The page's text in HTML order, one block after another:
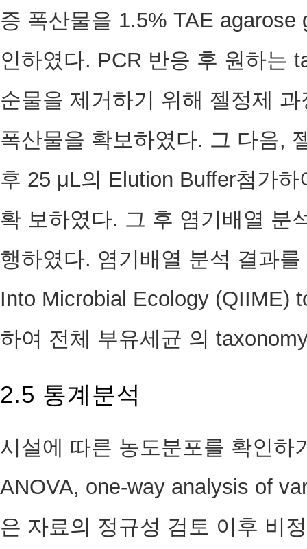
증 폭산물을 1.5% TAE
인하였다. PCR 반응 후 원하는
순물을 제거하기 위해 젤정제
폭산물을 확보하였다. 그 다음,
후 25 μL의 Elution Buffer첨가
확 보하였다. 그 후 염기배열 분
행하였다. 염기배열 분석 결과
Into Microbial Ecology (QIIME)
하여 전체 부유세균 의
2.5 통계분석
시설에 따른 농도분포를 확인하
ANOVA, one-way analysis of
은 자료의 정규성 검토 이후 비